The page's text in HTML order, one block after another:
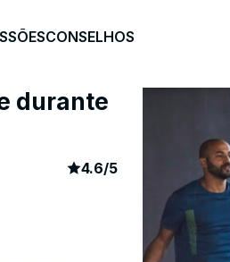
CONSELHOS
durante
article rating
4.6/5345